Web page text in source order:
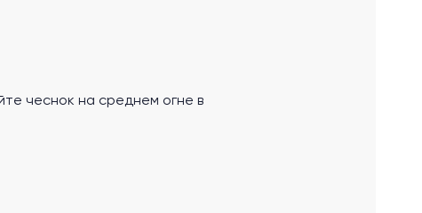
чеснок на среднем огне в